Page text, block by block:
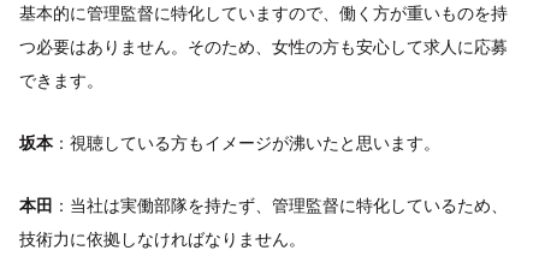
基本的に管理監督に特化していますので、働く方が重いものを持
つ必要はありません。そのため、女性の方も安心して求人に応募
できます。
坂本 ：視聴している方もイメージが沸いたと思います。
本田 ：当社は実働部隊を持たず、管理監督に特化しているため、
技術力に依拠しなければなりません。